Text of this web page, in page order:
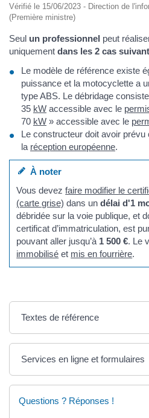
Vérifié le 15/06/2023 - Direction de
(Première ministre)
Seul un professionnel peut
uniquement dans les 2 cas
Le modèle de référence existe
puissance et la motocyclette a
type ABS. Le débridage
35 kW accessible avec le
70 kW » accessible avec le
Le constructeur doit avoir
la réception européenne.
À noter
Vous devezfaire modifier le
(carte grise) dans undélai d'1
débridée sur la voie publique, et
certificat d’immatriculation, est
pouvant aller jusqu’à 1 500 €. Le
immobilisé et mis en fourrière.
Textes de référence
Services en ligne et formulaires
Questions ? Réponses !